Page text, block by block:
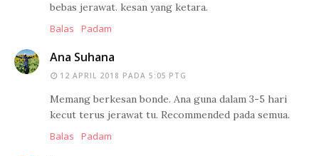
bebas jerawat. kesan yang ketara.
Balas
Padam
Ana Suhana
12 APRIL 2018 PADA 5:05 PTG
Memang berkesan bonde. Ana guna dalam 3-5 hari
kecut terus jerawat tu. Recommended pada semua.
Balas
Padam